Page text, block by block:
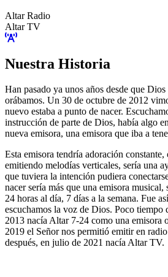
Altar Radio
Altar TV
Nuestra Historia
Han pasado ya unos años desde que
orábamos. Un 30 de octubre de 2012
nuevo estaba a punto de nacer.
instrucción de parte de Dios, había algo
nueva emisora, una emisora que iba a
Esta emisora tendría adoración constante,
emitiendo melodías verticales, sería una
que tuviera la intención pudiera
nacer sería más que una emisora
24 horas al día, 7 días a la semana. Fue
escuchamos la voz de Dios. Poco tiempo
2013 nacía Altar 7-24 como una emisora
2019 el Señor nos permitió emitir en
después, en julio de 2021 nacía Altar TV.